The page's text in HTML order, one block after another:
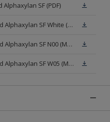
SF (PDF)
Veiligheidsinformatieblad Alphaxylan SF White (MSDS)
Veiligheidsinformatieblad Alphaxylan SF N00 (MSDS)
Veiligheidsinformatieblad Alphaxylan SF W05 (MSDS)